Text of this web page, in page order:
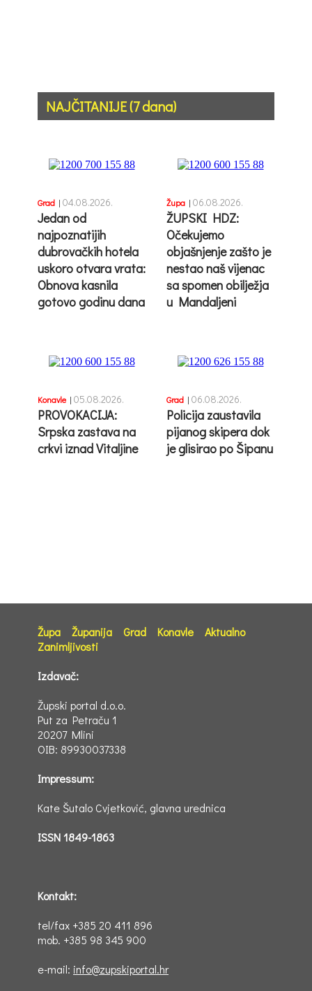
NAJČITANIJE (7 dana)
Grad | 04.08.2026.
Jedan od
najpoznatijih
dubrovačkih hotela
uskoro otvara vrata:
Obnova kasnila
gotovo godinu dana
Župa | 06.08.2026.
ŽUPSKI HDZ:
Očekujemo
objašnjenje zašto je
nestao naš vijenac
sa spomen obilježja
u Mandaljeni
Konavle | 05.08.2026.
PROVOKACIJA:
Srpska zastava na
crkvi iznad Vitaljine
Grad | 06.08.2026.
Policija zaustavila
pijanog skipera dok
je glisirao po Šipanu
Župa Županija Grad Konavle
Aktualno
Zanimljivosti
Izdavač:
Župski portal d.o.o.
Put za Petraču 1
20207 Mlini
OIB: 89930037338
Impressum:
Kate Šutalo Cvjetković, glavna urednica
ISSN 1849-1863
Kontakt:
tel/fax +385 20 411 896
mob. +385 98 345 900
e-mail: info@zupskiportal.hr